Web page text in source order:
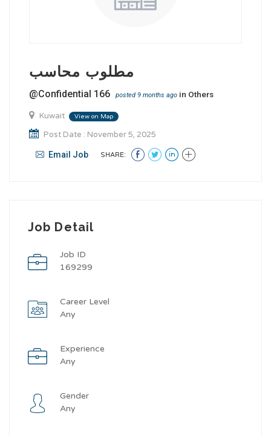
مطلوب محاسب
@Confidential 166 posted 9 months ago in Others
Kuwait View on Map
Post Date : November 5, 2025
Email Job SHARE:
Job Detail
Job ID
169299
Career Level
Any
Experience
Any
Gender
Any